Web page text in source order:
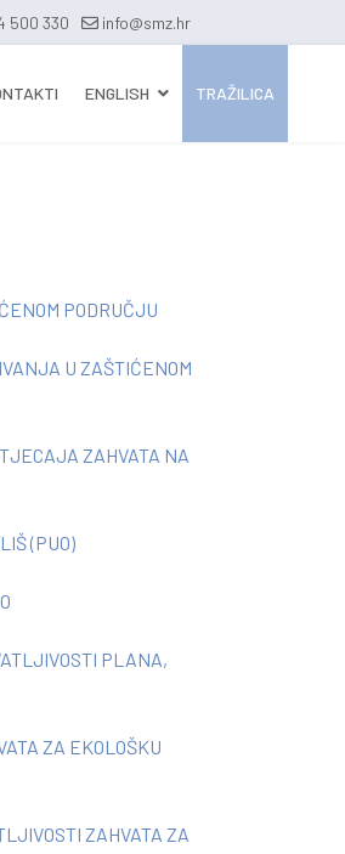
500 330 info@smz.hr
ENGLISH TRAŽILICA
PODRUČJU
U ZAŠTIĆENOM
ZAHVATA NA
(PUO)
PLANA,
ZA EKOLOŠKU
ZAHVATA ZA